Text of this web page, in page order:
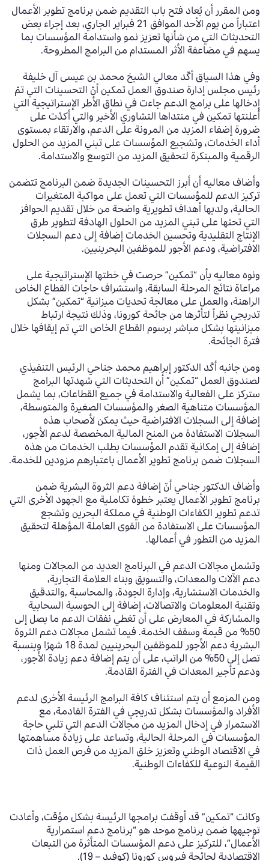
ومن المقرر أن يُعاد فتح باب التقديم ضمن برنامج تطوير الأعمال
اعتباراً من يوم الأحد الموافق 21 فبراير الجاري، بعد إجراء بعض
التحديثات التي من شأنها تعزيز نمو واستدامة المؤسسات بما
يسهم في مضاعفة الأثر المستدام من البرامج المطروحة.
وفي هذا السياق أكّد معالي الشيخ محمد بن عيسى آل خليفة
رئيس مجلس إدارة صندوق العمل تمكين أنّ التحسينات التي تمّ
إدخالها على برامج الدعم جاءت في نطاق الأطر الإستراتيجية التي
أعلنتها تمكين في منتداها التشاوري الأخير والتي أكدّت على
ضرورة إضفاء المزيد من المرونة على الدعم، والارتقاء بمستوى
أداء الخدمات، وتشجيع المؤسسات على تبني المزيد من الحلول
الرقمية والمبتكرة لتحقيق المزيد من التوسع والاستدامة.
وأضاف معاليه أن أبرز التحسينات الجديدة ضمن البرنامج تتضمن
تركيز الدعم للمؤسسات التي تعمل على مواكبة المتغيرات
الحالية، ولديها أهداف تطويرية واضحة من خلال تقديم الحوافز
التي تحثها على تبني المزيد من الحلول الهادفة لتطوير طرق
الإنتاج التقليدية وتحسين الخدمات إضافة إلى دعم السجلات
الافتراضية، ودعم الأجور للموظفين البحرينيين.
ونوه معاليه بأن “تمكين” حرصت في خطتها الإستراتيجية على
مراعاة نتائج المرحلة السابقة، واستشراف حاجات القطاع الخاص
الراهنة، والعمل على معالجة تحديات ميزانية “تمكين” بشكل
تدريجي نظراً لتأثرها من جائحة كورونا، وذلك نتيجة ارتباط
ميزانيتها بشكل مباشر برسوم القطاع الخاص التي تم إيقافها خلال
فترة الجائحة.
ومن جانبه أكّد الدكتور إبراهيم محمد جناحي الرئيس التنفيذي
لصندوق العمل “تمكين” أن التحديثات التي شهدتها البرامج
ستركز على الفعالية والاستدامة في جميع القطاعات، بما يشمل
المؤسسات متناهية الصغر والمؤسسات الصغيرة والمتوسطة،
إضافة إلى السجلات الافتراضية حيث يمكن لأصحاب هذه
السجلات الاستفادة من المنح المالية المخصصة لدعم الأجور،
إضافة إلى إمكانية تقدم المؤسسات بطلب الخدمات من هذه
السجلات ضمن برنامج تطوير الأعمال باعتبارهم مزودين للخدمة.
وأضاف الدكتور جناحي أنّ إضافة دعم الثروة البشرية ضمن
برنامج تطوير الأعمال يعتبر خطوة تكاملية مع الجهود الأخرى التي
تدعم تطوير الكفاءات الوطنية في مملكة البحرين وتشجع
المؤسسات على الاستفادة من القوى العاملة المؤهلة لتحقيق
المزيد من التطور في أعمالها.
وتشمل مجالات الدعم في البرنامج العديد من المجالات ومنها
دعم الآلات والمعدات، والتسويق وبناء العلامة التجارية،
والخدمات الاستشارية، وإدارة الجودة، والمحاسبة ,والتدقيق
وتقنية المعلومات والاتصالات، إضافة إلى الحوسبة السحابية
والمشاركة في المعارض على أن تغطي نفقات الدعم ما يصل إلى
50% من قيمة وسقف الخدمة. فيما تشمل مجالات دعم الثروة
البشرية دعم الأجور للموظفين البحرينيين لمدة 18 شهرًا وبنسبة
تصل إلى 50% من الراتب، على أن يتم إضافة دعم زيادة الأجور،
ودعم تأجير المعدات في الفترة القادمة.
ومن المزمع أن يتم استئناف كافة البرامج الرئيسة الأخرى لدعم
الأفراد والمؤسسات بشكل تدريجي في الفترة القادمة، مع
الاستمرار في إدخال المزيد من مجالات الدعم التي تلبي حاجة
المؤسسات في المرحلة الحالية، وتساعد على زيادة مساهمتها
في الاقتصاد الوطني وتعزيز خلق المزيد من فرص العمل ذات
القيمة النوعية للكفاءات الوطنية.
وكانت “تمكين” قد أوقفت برامجها الرئيسة بشكل مؤقت، وأعادت
توجيهها ضمن برنامج موحد هو “برنامج دعم استمرارية
الأعمال”، للتركيز على دعم المؤسسات المتأثرة من التبعات